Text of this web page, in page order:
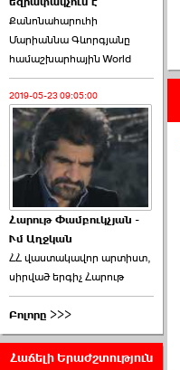
Ռուբեն Ռուբինյանը ›››
2026-06-23 21:28:00
«Ժողովուրդ»-ը
հերթական ›››
2026-06-21 23:00:00
armlur.ՔՊ-ի ներսում
Քանոնահարուհի
Մարիաննա Գևորգյանը
համաշխարհային World
2019-05-23 09:05:00
Հարութ Փամբուկչյան -
Ւմ Աղջկան
ՀՀ վաստակավոր արտիստ,
սիրված երգիչ Հարութ
Բոլորը >>>
Հաճելի Երաժշտություն